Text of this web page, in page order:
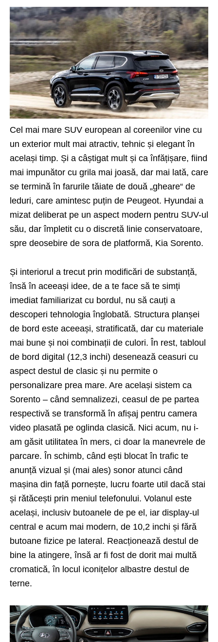
Cel mai mare SUV european al coreenilor vine cu
un exterior mult mai atractiv, tehnic și elegant în
același timp. Și a câștigat mult și ca înfățișare, fiind
mai impunător cu grila mai joasă, dar mai lată, care
se termină în farurile tăiate de două „gheare“ de
leduri, care amintesc puțin de Peugeot. Hyundai a
mizat deliberat pe un aspect modern pentru SUV-ul
său, dar împletit cu o discretă linie conservatoare,
spre deosebire de sora de platformă, Kia Sorento.
Și interiorul a trecut prin modificări de substanță,
însă în aceeași idee, de a te face să te simți
imediat familiarizat cu bordul, nu să cauți a
descoperi tehnologia înglobată. Structura planșei
de bord este aceeași, stratificată, dar cu materiale
mai bune și noi combinații de culori. În rest, tabloul
de bord digital (12,3 inchi) desenează ceasuri cu
aspect destul de clasic și nu permite o
personalizare prea mare. Are același sistem ca
Sorento – când semnalizezi, ceasul de pe partea
respectivă se transformă în afișaj pentru camera
video plasată pe oglinda clasică. Nici acum, nu i-
am găsit utilitatea în mers, ci doar la manevrele de
parcare. În schimb, când ești blocat în trafic te
anunță vizual și (mai ales) sonor atunci când
mașina din față pornește, lucru foarte util dacă stai
și rătăcești prin meniul telefonului. Volanul este
același, inclusiv butoanele de pe el, iar display-ul
central e acum mai modern, de 10,2 inchi și fără
butoane fizice pe lateral. Reacționează destul de
bine la atingere, însă ar fi fost de dorit mai multă
cromatică, în locul iconițelor albastre destul de
terne.